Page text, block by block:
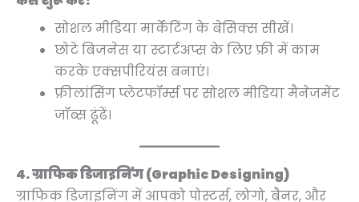
सोशल मीडिया मार्केटिंग के बेसिक्स सीखें।
छोटे बिजनेस या स्टार्टअप्स के लिए फ्री में काम
करके एक्सपीरियंस बनाएं।
फ्रीलांसिंग प्लेटफॉर्म्स पर सोशल मीडिया मैनेजमेंट
जॉब्स ढूंढें।
4. ग्राफिक डिजाइनिंग (Graphic Designing)
ग्राफिक डिजाइनिंग में आपको पोस्टर्स, लोगो, बैनर, और